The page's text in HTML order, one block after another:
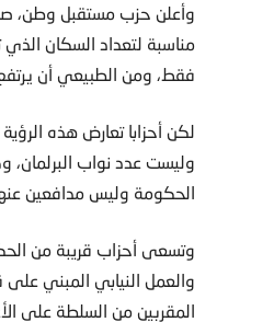
وأعلن حزب مستقبل وطن،
فقط، ومن الطبيعي أن يرتفع
لكن أحزابا تعارض هذه
وليست عدد نواب البرلمان،
الحكومة وليس مدافعين
وتسعى أحزاب قريبة من
والعمل النيابي المبني
المقربين من السلطة على